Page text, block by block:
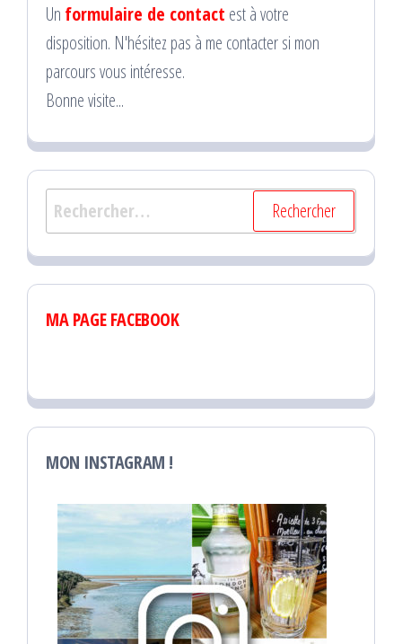
Un formulaire de contact est à votre
disposition. N'hésitez pas à me contacter si mon
parcours vous intéresse.
Bonne visite...
Rechercher :
MA PAGE FACEBOOK
MON INSTAGRAM !